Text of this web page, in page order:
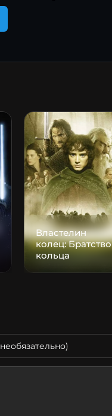
Властелин
колец: Братство
кольца